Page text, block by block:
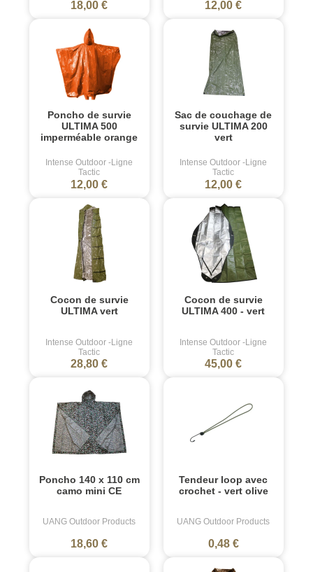
18,00 € 12,00 €
Poncho de survie
ULTIMA 500
imperméable orange
Intense Outdoor -Ligne
Tactic
12,00 €
Sac de couchage de
survie ULTIMA 200
vert
Intense Outdoor -Ligne
Tactic
12,00 €
Cocon de survie
ULTIMA vert
Intense Outdoor -Ligne
Tactic
28,80 €
Cocon de survie
ULTIMA 400 - vert
Intense Outdoor -Ligne
Tactic
45,00 €
Poncho 140 x 110 cm
camo mini CE
UANG Outdoor Products
18,60 €
Tendeur loop avec
crochet - vert olive
UANG Outdoor Products
0,48 €